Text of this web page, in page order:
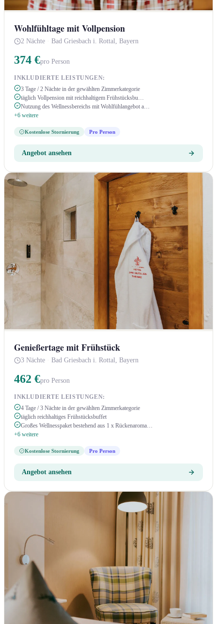
Wohlfühltage mit Vollpension
2 Nächte · Bad Griesbach i. Rottal, Bayern
374 €pro Person
INKLUDIERTE LEISTUNGEN:
3 Tage / 2 Nächte in der gewählten Zimmerkategorie
täglich Vollpension mit reichhaltigem Frühstücksbu…
Nutzung des Wellnessbereichs mit Wohlfühlangebot a…
+6 weitere
Kostenlose Stornierung Pro Person
Angebot ansehen
Genießertage mit Frühstück
3 Nächte · Bad Griesbach i. Rottal, Bayern
462 €pro Person
INKLUDIERTE LEISTUNGEN:
4 Tage / 3 Nächte in der gewählten Zimmerkategorie
täglich reichhaltiges Frühstücksbuffet
Großes Wellnesspaket bestehend aus 1 x Rückenaroma…
+6 weitere
Kostenlose Stornierung Pro Person
Angebot ansehen